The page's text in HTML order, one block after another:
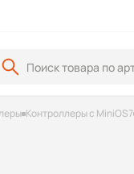
Контроллеры с MiniOS7